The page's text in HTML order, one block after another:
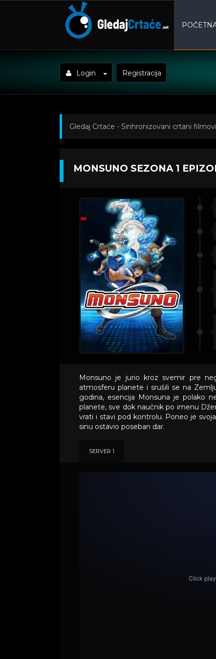
Login Registracija
Gledaj Crtaće - Sinhronizovani crtani filmovi
MONSUNO SEZONA 1
Monsuno je jurio kroz svemir pre
atmosferu planete i srušili se na
godina, esencija Monsuna je polako
planete, sve dok naučnik po imenu
vrati i stavi pod kontrolu. Poneo je
sinu ostavio poseban dar.
SERVER 1